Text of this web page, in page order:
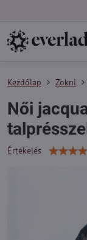
Kezdőlap Zokni
Női
Értékelés